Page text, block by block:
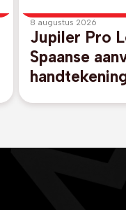
8 augustus 2026
Jupiler Pro
Spaanse